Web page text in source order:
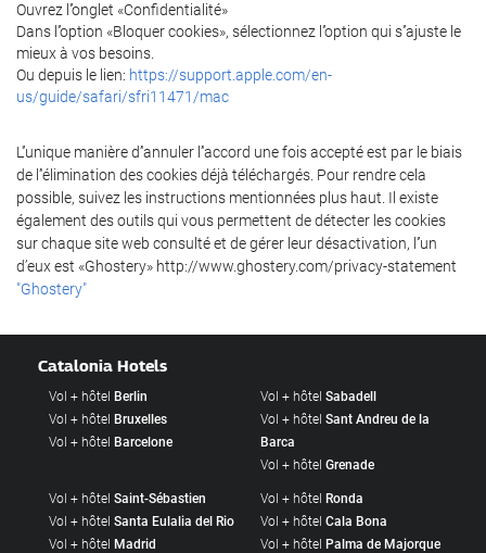
Ouvrez l'’onglet «Confidentialité»
Dans l'’option «Bloquer cookies», sélectionnez l'’option qui s'’ajuste le
mieux à vos besoins.
Ou depuis le lien: https://support.apple.com/en-
us/guide/safari/sfri11471/mac
L'’unique manière d’'annuler l’'accord une fois accepté est par le biais
de l’'élimination des cookies déjà téléchargés. Pour rendre cela
possible, suivez les instructions mentionnées plus haut. Il existe
également des outils qui vous permettent de détecter les cookies
sur chaque site web consulté et de gérer leur désactivation, l'’un
d’eux est «Ghostery» http://www.ghostery.com/privacy-statement
"Ghostery"
Catalonia Hotels
Vol + hôtel Berlin
Vol + hôtel Bruxelles
Vol + hôtel Barcelone
Vol + hôtel Sabadell
Vol + hôtel Sant Andreu de la
Barca
Vol + hôtel Grenade
Vol + hôtel Saint-Sébastien
Vol + hôtel Santa Eulalia del Rio
Vol + hôtel Madrid
Vol + hôtel Ronda
Vol + hôtel Cala Bona
Vol + hôtel Palma de Majorque